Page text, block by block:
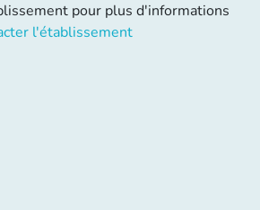
pour plus d'informations
l'établissement